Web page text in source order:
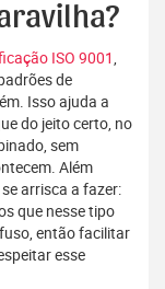
ISO 9001,
de
Isso ajuda a
do jeito certo, no
sem
Além
arrisca a fazer:
que nesse tipo
então facilitar
esse